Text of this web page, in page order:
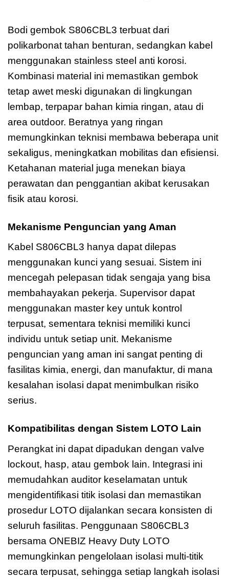
Bodi gembok S806CBL3 terbuat dari
polikarbonat tahan benturan, sedangkan kabel
menggunakan stainless steel anti korosi.
Kombinasi material ini memastikan gembok
tetap awet meski digunakan di lingkungan
lembap, terpapar bahan kimia ringan, atau di
area outdoor. Beratnya yang ringan
memungkinkan teknisi membawa beberapa unit
sekaligus, meningkatkan mobilitas dan efisiensi.
Ketahanan material juga menekan biaya
perawatan dan penggantian akibat kerusakan
fisik atau korosi.
Mekanisme Penguncian yang Aman
Kabel S806CBL3 hanya dapat dilepas
menggunakan kunci yang sesuai. Sistem ini
mencegah pelepasan tidak sengaja yang bisa
membahayakan pekerja. Supervisor dapat
menggunakan master key untuk kontrol
terpusat, sementara teknisi memiliki kunci
individu untuk setiap unit. Mekanisme
penguncian yang aman ini sangat penting di
fasilitas kimia, energi, dan manufaktur, di mana
kesalahan isolasi dapat menimbulkan risiko
serius.
Kompatibilitas dengan Sistem LOTO Lain
Perangkat ini dapat dipadukan dengan valve
lockout, hasp, atau gembok lain. Integrasi ini
memudahkan auditor keselamatan untuk
mengidentifikasi titik isolasi dan memastikan
prosedur LOTO dijalankan secara konsisten di
seluruh fasilitas. Penggunaan S806CBL3
bersama ONEBIZ Heavy Duty LOTO
memungkinkan pengelolaan isolasi multi-titik
secara terpusat, sehingga setiap langkah isolasi